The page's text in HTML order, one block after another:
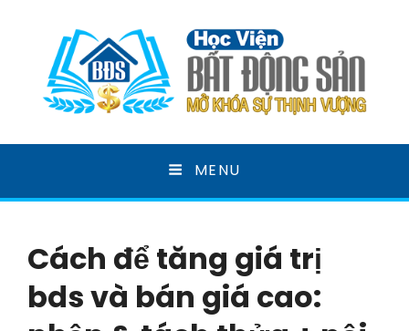
HỌC VIỆN BẤT ĐỘNG
SẢN
MENU
Cách để tăng giá trị
bds và bán giá cao: